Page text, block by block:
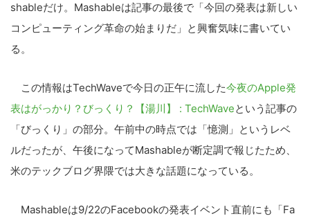
shableだけ。Mashableは記事の最後で「今回の発表は新しい
コンピューティング革命の始まりだ」と興奮気味に書いてい
る。
この情報はTechWaveで今日の正午に流した今夜のApple発
表はがっかり？びっくり？【湯川】 : TechWaveという記事の
「びっくり」の部分。午前中の時点では「憶測」というレベ
ルだったが、午後になってMashableが断定調で報じたため、
米のテックブログ界隈では大きな話題になっている。
Mashableは9/22のFacebookの発表イベント直前にも「Fa